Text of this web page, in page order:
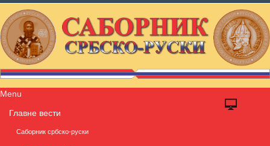
Menu
Главне вести
Саборник србско-руски